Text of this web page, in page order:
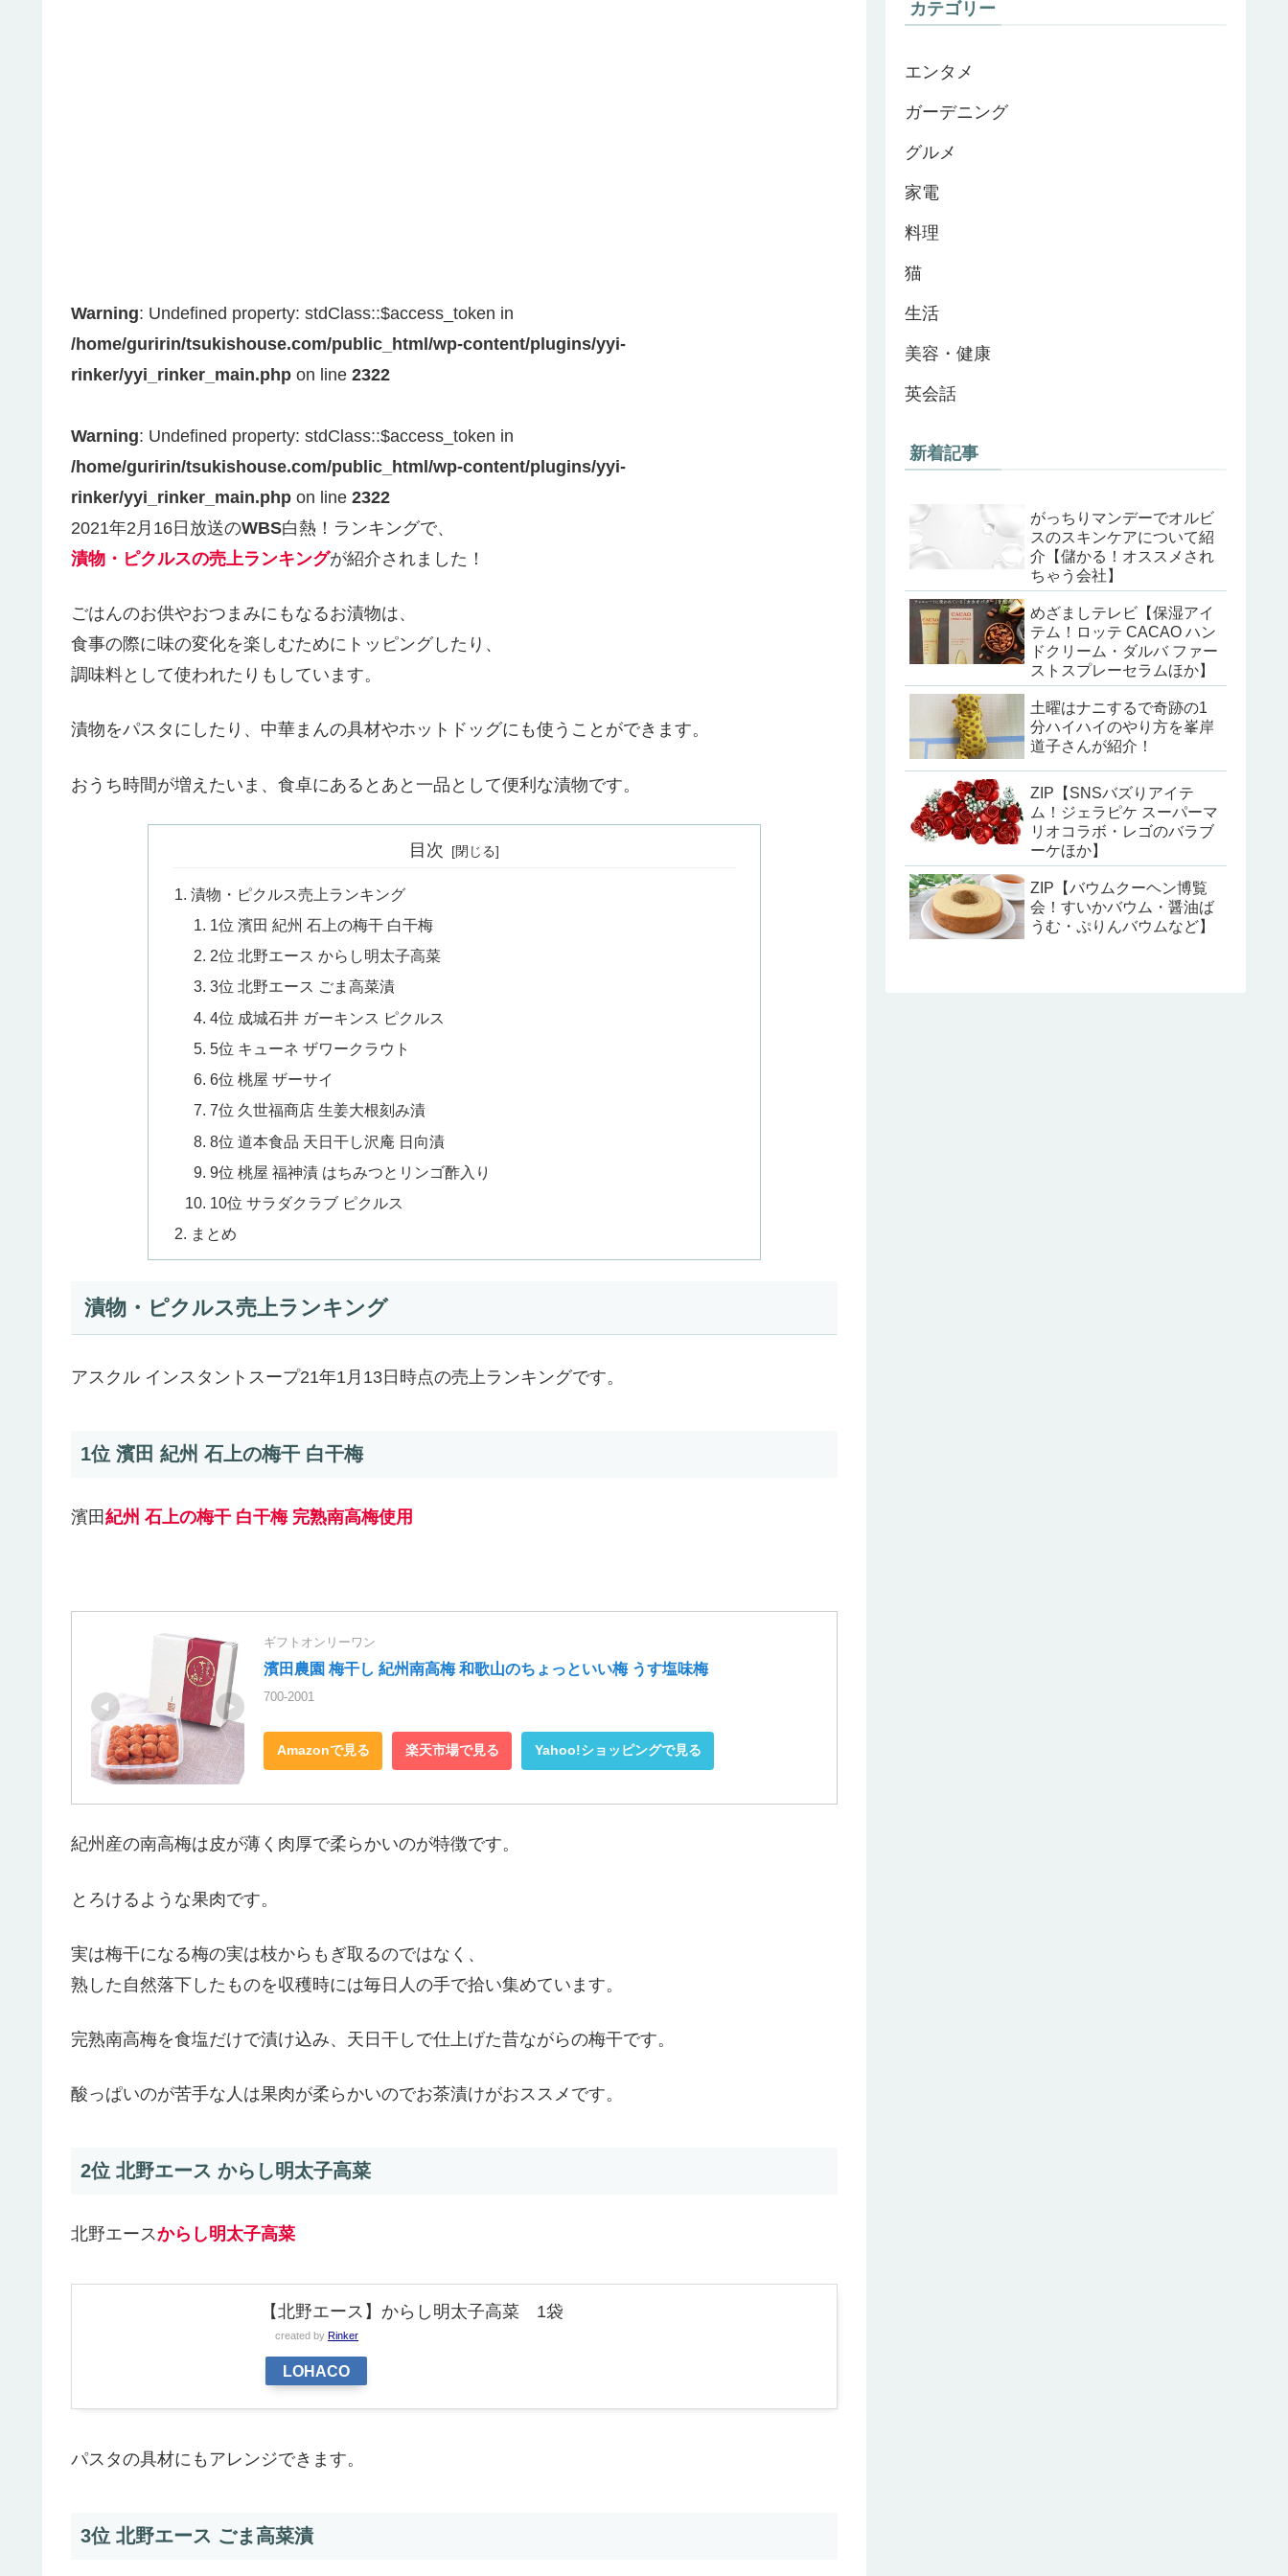
Warning: Undefined property: stdClass::$access_token in
/home/guririn/tsukishouse.com/public_html/wp-content/plugins/yyi-
rinker/yyi_rinker_main.php on line 2322
Warning: Undefined property: stdClass::$access_token in
/home/guririn/tsukishouse.com/public_html/wp-content/plugins/yyi-
rinker/yyi_rinker_main.php on line 2322
2021年2月16日放送のWBS白熱！ランキングで、
漬物・ピクルスの売上ランキングが紹介されました！
ごはんのお供やおつまみにもなるお漬物は、
食事の際に味の変化を楽しむためにトッピングしたり、
調味料として使われたりもしています。
漬物をパスタにしたり、中華まんの具材やホットドッグにも使うことができます。
おうち時間が増えたいま、食卓にあるとあと一品として便利な漬物です。
目次
漬物・ピクルス売上ランキング
1位 濱田 紀州 石上の梅干 白干梅
2位 北野エース からし明太子高菜
3位 北野エース ごま高菜漬
4位 成城石井 ガーキンス ピクルス
5位 キューネ ザワークラウト
6位 桃屋 ザーサイ
7位 久世福商店 生姜大根刻み漬
8位 道本食品 天日干し沢庵 日向漬
9位 桃屋 福神漬 はちみつとリンゴ酢入り
10位 サラダクラブ ピクルス
まとめ
漬物・ピクルス売上ランキング
アスクル インスタントスープ21年1月13日時点の売上ランキングです。
1位 濱田 紀州 石上の梅干 白干梅
濱田 紀州 石上の梅干 白干梅 完熟南高梅使用
ギフトオンリーワン
濱田農園 梅干し 紀州南高梅 和歌山のちょっといい梅 うす塩味梅
700-2001
Amazonで見る 楽天市場で見る Yahoo!ショッピングで見る
紀州産の南高梅は皮が薄く肉厚で柔らかいのが特徴です。
とろけるような果肉です。
実は梅干になる梅の実は枝からもぎ取るのではなく、
熟した自然落下したものを収穫時には毎日人の手で拾い集めています。
完熟南高梅を食塩だけで漬け込み、天日干しで仕上げた昔ながらの梅干です。
酸っぱいのが苦手な人は果肉が柔らかいのでお茶漬けがおススメです。
2位 北野エース からし明太子高菜
北野エースからし明太子高菜
【北野エース】からし明太子高菜 1袋
created by Rinker
LOHACO
パスタの具材にもアレンジできます。
3位 北野エース ごま高菜漬
カテゴリー
エンタメ
ガーデニング
グルメ
家電
料理
猫
生活
美容・健康
英会話
新着記事
がっちりマンデーでオルビ
スのスキンケアについて紹
介【儲かる！オススメされ
ちゃう会社】
めざましテレビ【保湿アイ
テム！ロッテ CACAO ハン
ドクリーム・ダルバ ファー
ストスプレーセラムほか】
土曜はナニするで奇跡の1
分ハイハイのやり方を峯岸
道子さんが紹介！
ZIP【SNSバズりアイテ
ム！ジェラピケ スーパーマ
リオコラボ・レゴのバラブ
ーケほか】
ZIP【バウムクーヘン博覧
会！すいかバウム・醤油ば
うむ・ぷりんバウムなど】